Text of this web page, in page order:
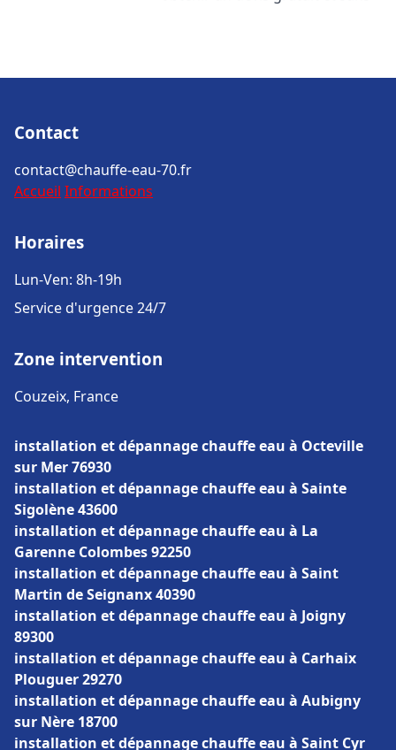
Contact
contact@chauffe-eau-70.fr
Accueil Informations
Horaires
Lun-Ven: 8h-19h
Service d'urgence 24/7
Zone intervention
Couzeix, France
installation et dépannage chauffe eau à Octeville
sur Mer 76930
installation et dépannage chauffe eau à Sainte
Sigolène 43600
installation et dépannage chauffe eau à La
Garenne Colombes 92250
installation et dépannage chauffe eau à Saint
Martin de Seignanx 40390
installation et dépannage chauffe eau à Joigny
89300
installation et dépannage chauffe eau à Carhaix
Plouguer 29270
installation et dépannage chauffe eau à Aubigny
sur Nère 18700
installation et dépannage chauffe eau à Saint Cyr